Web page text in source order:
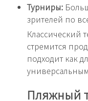
Турниры:
зрителей по
Классический
стремится
подходит как
Пляжный